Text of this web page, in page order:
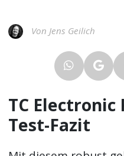
Von Jens Geilich
TC Electronic
Test-Fazit